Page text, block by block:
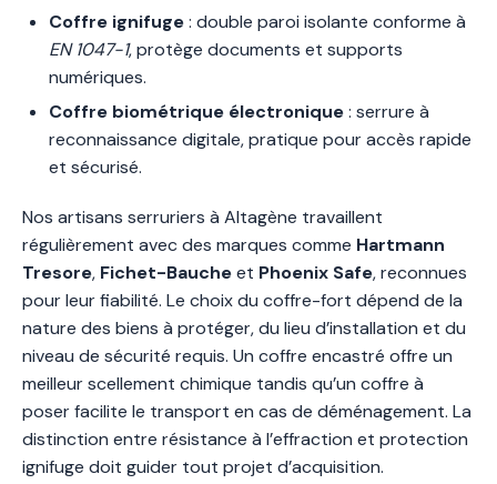
Coffre ignifuge: double paroi isolante conforme à
EN 1047-1, protège documents et supports
numériques.
Coffre biométrique électronique: serrure à
reconnaissance digitale, pratique pour accès rapide
et sécurisé.
Nos artisans serruriers à Altagène travaillent
régulièrement avec des marques comme Hartmann
Tresore, Fichet-Baucheet Phoenix Safe, reconnues
pour leur fiabilité. Le choix du coffre-fort dépend de la
nature des biens à protéger, du lieu d’installation et du
niveau de sécurité requis. Un coffre encastré offre un
meilleur scellement chimique tandis qu’un coffre à
poser facilite le transport en cas de déménagement. La
distinction entre résistance à l’effraction et protection
ignifuge doit guider tout projet d’acquisition.